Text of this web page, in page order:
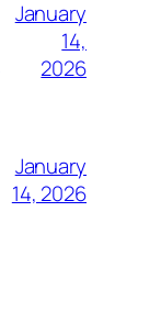
January
14,
2026
January
14, 2026